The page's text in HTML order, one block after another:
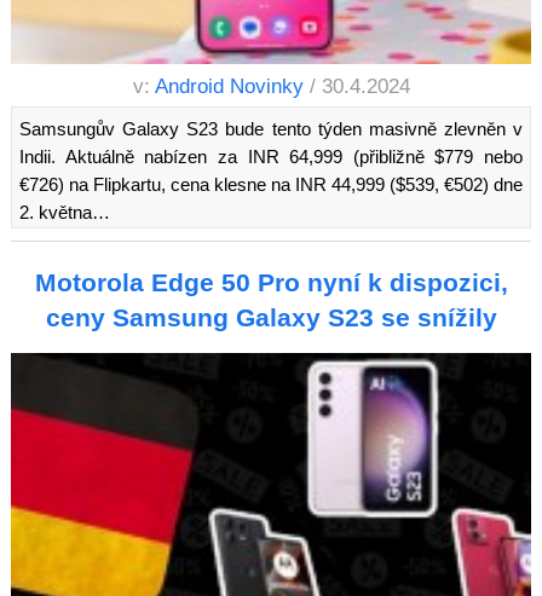
v: Android Novinky / 30.4.2024
Samsungův Galaxy S23 bude tento týden masivně zlevněn v
Indii. Aktuálně nabízen za INR 64,999 (přibližně $779 nebo
€726) na Flipkartu, cena klesne na INR 44,999 ($539, €502) dne
2. května…
Motorola Edge 50 Pro nyní k dispozici,
ceny Samsung Galaxy S23 se snížily